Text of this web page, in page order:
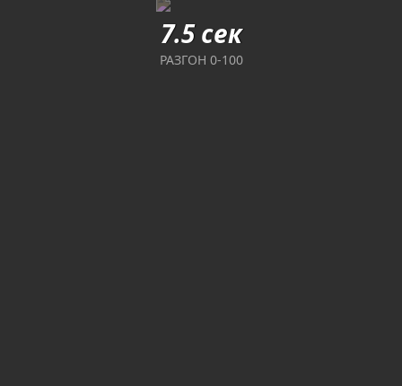
7.5 сек
РАЗГОН 0-100